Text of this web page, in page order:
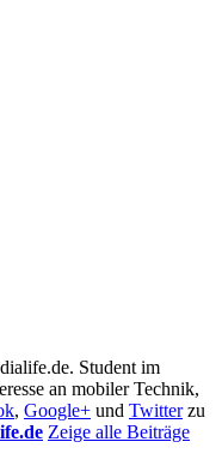
Student im
an mobiler Technik,
, Google+ und Twitterzu
Zeige alle Beiträge